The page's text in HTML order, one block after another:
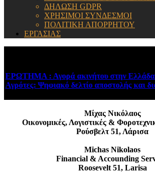
ΔΗΛΩΣΗ GDPR
ΧΡΗΣΙΜΟΙ ΣΥΝΔΕΣΜΟΙ
ΠΟΛΙΤΙΚΗ ΑΠΟΡΡΗΤΟΥ
ΕΡΓΑΣΙΑΣ
: Αγορά ακινήτου στην Ελλάδα ,
Ψηφιακό δελτίο αποστολής και
Μίχας Νικόλαος
Οικονομικές, Λογιστικές &
Ρούσβελτ 51, Λάρισα
Michas Nikolaos
Financial & Accounding
Roosevelt 51, Larisa